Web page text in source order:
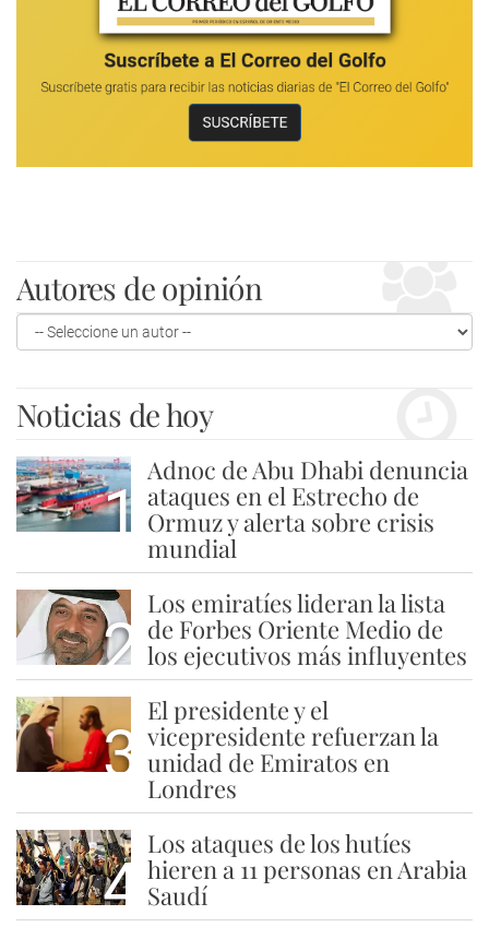
Autores de opinión
Noticias de hoy
1
Adnoc de Abu Dhabi denuncia
ataques en el Estrecho de
Ormuz y alerta sobre crisis
mundial
2
Los emiratíes lideran la lista
de Forbes Oriente Medio de
los ejecutivos más influyentes
3
El presidente y el
vicepresidente refuerzan la
unidad de Emiratos en
Londres
4
Los ataques de los hutíes
hieren a 11 personas en Arabia
Saudí